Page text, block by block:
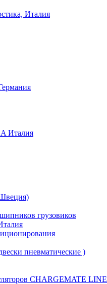
Италия
Италия
грузовиков
пневматические )
CHARGEMATE LINE